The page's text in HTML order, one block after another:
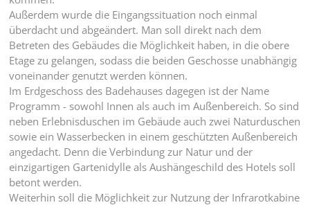
Außerdem wurde die Eingangssituation noch einmal
überdacht und abgeändert. Man soll direkt nach dem
Betreten des Gebäudes die Möglichkeit haben, in die obere
Etage zu gelangen, sodass die beiden Geschosse unabhängig
voneinander genutzt werden können.
Im Erdgeschoss des Badehauses dagegen ist der Name
Programm - sowohl Innen als auch im Außenbereich. So sind
neben Erlebnisduschen im Gebäude auch zwei Naturduschen
sowie ein Wasserbecken in einem geschützten Außenbereich
angedacht. Denn die Verbindung zur Natur und der
einzigartigen Gartenidylle als Aushängeschild des Hotels soll
betont werden.
Weiterhin soll die Möglichkeit zur Nutzung der Infrarotkabine